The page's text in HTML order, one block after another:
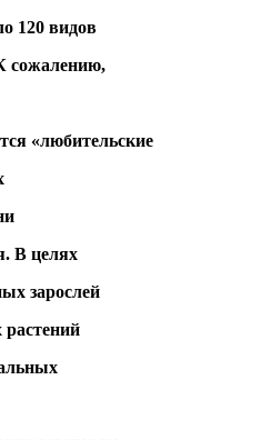
120 видов
сожалению,
«любительские
В целях
зарослей